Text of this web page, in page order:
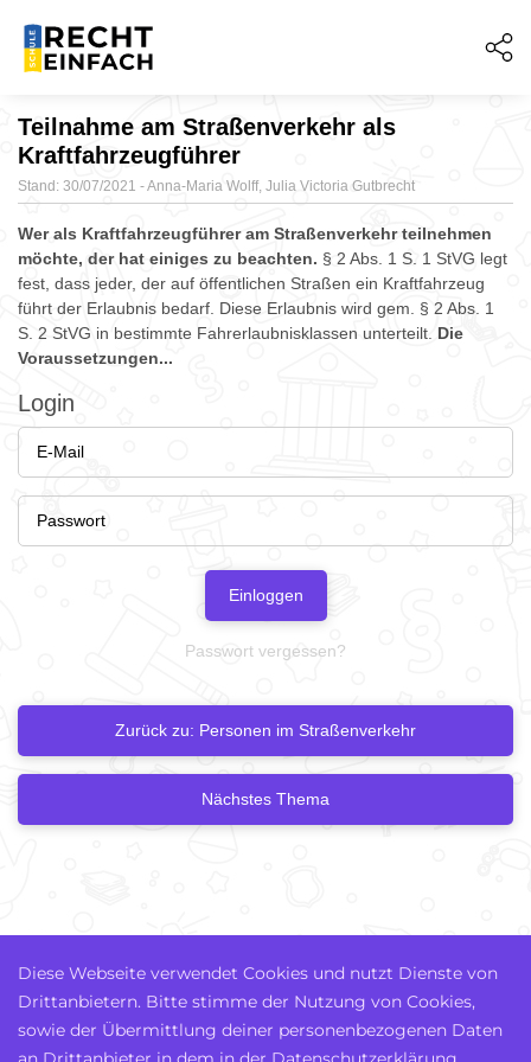
Teilnahme am Straßenverkehr als
Kraftfahrzeugführer
Stand: 30/07/2021 - Anna-Maria Wolff, Julia Victoria Gutbrecht
Wer als Kraftfahrzeugführer am Straßenverkehr teilnehmen
möchte, der hat einiges zu beachten. § 2 Abs. 1 S. 1 StVG legt
fest, dass jeder, der auf öffentlichen Straßen ein Kraftfahrzeug
führt der Erlaubnis bedarf. Diese Erlaubnis wird gem. § 2 Abs. 1
S. 2 StVG in bestimmte Fahrerlaubnisklassen unterteilt. Die
Voraussetzungen...
Login
Einloggen
Passwort vergessen?
Zurück zu: Personen im Straßenverkehr
Nächstes Thema
Diese Webseite verwendet Cookies und nutzt Dienste von
Drittanbietern. Bitte stimme der Nutzung von Cookies,
sowie der Übermittlung deiner personenbezogenen Daten